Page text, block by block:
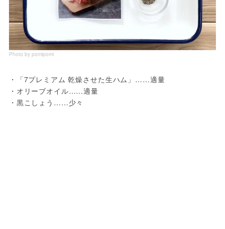
Photo by pomipomi
・「7プレミアム 乾燥させた生ハム」……適量
・オリーブオイル……適量
・黒こしょう……少々